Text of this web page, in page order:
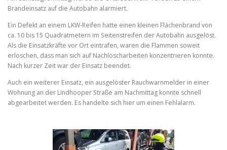
Brandeinsatz auf die Autobahn alarmiert.
Ein Defekt an einem LKW-Reifen hatte einen kleinen Flächenbrand von
ca. 10 bis 15 Quadratmetern im Seitenstreifen der Autobahn ausgelöst.
Als die Einsatzkräfte vor Ort eintrafen, waren die Flammen soweit
erloschen, dass man sich auf Nachlöscharbeiten konzentrieren konnte.
Nach kurzer Zeit war der Einsatz beendet.
Auch ein weiterer Einsatz, ein ausgelöster Rauchwarnmelder in einer
Wohnung an der Lindhooper Straße am Nachmittag konnte schnell
abgearbeitet werden. Es handelte sich hier um einen Fehlalarm.